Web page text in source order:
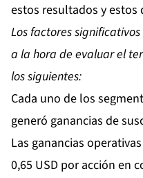
estos resultados y estos
Los factores
a la hora de evaluar el
los siguientes:
Cada uno de los
generó ganancias de
Las ganancias
0,65 USD por acción en